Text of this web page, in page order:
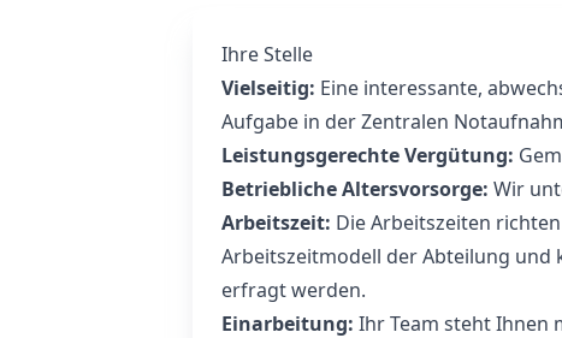
Ihre Stelle
Vielseitig: Eine interessante,
Aufgabe in der Zentralen
Leistungsgerechte Vergütung:
Betriebliche Altersvorsorge: Wir
Arbeitszeit: Die Arbeitszeiten
Arbeitszeitmodell der Abteilung
erfragt werden.
Einarbeitung: Ihr Team steht Ihnen